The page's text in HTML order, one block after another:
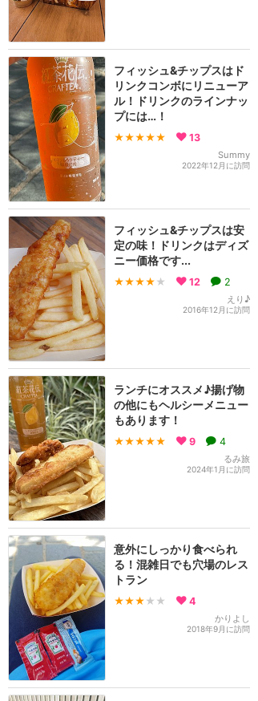
フィッシュ&チップスはド
リンクコンボにリニューア
ル！ドリンクのラインナッ
プには…！
★★★★★ 13
Summy
2022年12月に訪問
フィッシュ&チップスは安
定の味！ドリンクはディズ
ニー価格です...
★★★★ ★ 12 2
えり♪
2016年12月に訪問
ランチにオススメ♪揚げ物
の他にもヘルシーメニュー
もあります！
★★★★★ 9 4
るみ旅
2024年1月に訪問
意外にしっかり食べられ
る！混雑日でも穴場のレス
トラン
★★★ ★★ 4
かりよし
2018年9月に訪問